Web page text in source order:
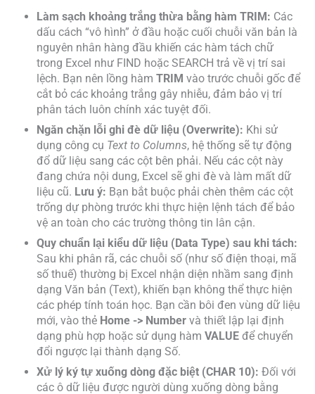
Làm sạch khoảng trắng thừa bằng hàm TRIM: Các
dấu cách “vô hình” ở đầu hoặc cuối chuỗi văn bản là
nguyên nhân hàng đầu khiến các hàm tách chữ
trong Excel như FIND hoặc SEARCH trả về vị trí sai
lệch. Bạn nên lồng hàm TRIM vào trước chuỗi gốc để
cắt bỏ các khoảng trắng gây nhiễu, đảm bảo vị trí
phân tách luôn chính xác tuyệt đối.
Ngăn chặn lỗi ghi đè dữ liệu (Overwrite): Khi sử
dụng công cụ Text to Columns, hệ thống sẽ tự động
đổ dữ liệu sang các cột bên phải. Nếu các cột này
đang chứa nội dung, Excel sẽ ghi đè và làm mất dữ
liệu cũ. Lưu ý: Bạn bắt buộc phải chèn thêm các cột
trống dự phòng trước khi thực hiện lệnh tách để bảo
vệ an toàn cho các trường thông tin lân cận.
Quy chuẩn lại kiểu dữ liệu (Data Type) sau khi tách:
Sau khi phân rã, các chuỗi số (như số điện thoại, mã
số thuế) thường bị Excel nhận diện nhầm sang định
dạng Văn bản (Text), khiến bạn không thể thực hiện
các phép tính toán học. Bạn cần bôi đen vùng dữ liệu
mới, vào thẻ Home -> Number và thiết lập lại định
dạng phù hợp hoặc sử dụng hàm VALUE để chuyển
đổi ngược lại thành dạng Số.
Xử lý ký tự xuống dòng đặc biệt (CHAR 10): Đối với
các ô dữ liệu được người dùng xuống dòng bằng